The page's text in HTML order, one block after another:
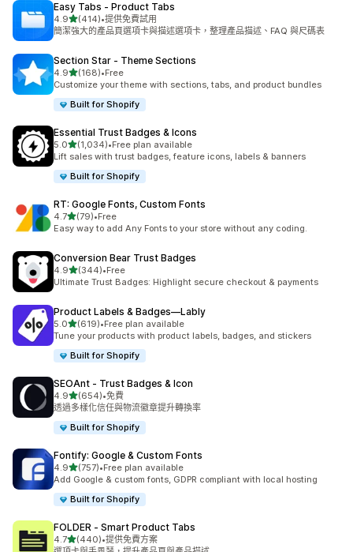
Easy Tabs ‑ Product Tabs
4.9滿分 5 顆星
(414)
共有 414 則評價
•提供免費試用
簡潔強大的產品頁選項卡與描述選項卡，整理產品描述、FAQ 與尺碼表
Section Star ‑ Theme Sections
4.9滿分 5 顆星
(168)
共有 168 則評價
•Free
Customize your theme with sections, tabs, and product bundles
Built for Shopify
Essential Trust Badges & Icons
5.0滿分 5 顆星
(1,034)
共有 1034 則評價
•Free plan available
Lift sales with trust badges, feature icons, labels & banners
Built for Shopify
RT: Google Fonts, Custom Fonts
4.7滿分 5 顆星
(79)
共有 79 則評價
•Free
Easy way to add Any Fonts to your store without any coding.
Conversion Bear Trust Badges
4.9滿分 5 顆星
(344)
共有 344 則評價
•Free
Ultimate Trust Badges: Highlight secure checkout & payments
Product Labels & Badges—Lably
5.0滿分 5 顆星
(619)
共有 619 則評價
•Free plan available
Tune your products with product labels, badges, and stickers
Built for Shopify
SEOAnt ‑ Trust Badges & Icon
4.9滿分 5 顆星
(654)
共有 654 則評價
•免費
透過多樣化信任與物流徽章提升轉換率
Built for Shopify
Fontify: Google & Custom Fonts
4.9滿分 5 顆星
(757)
共有 757 則評價
•Free plan available
Add Google & custom fonts, GDPR compliant with local hosting
Built for Shopify
FOLDER ‑ Smart Product Tabs
4.7滿分 5 顆星
(440)
共有 440 則評價
•提供免費方案